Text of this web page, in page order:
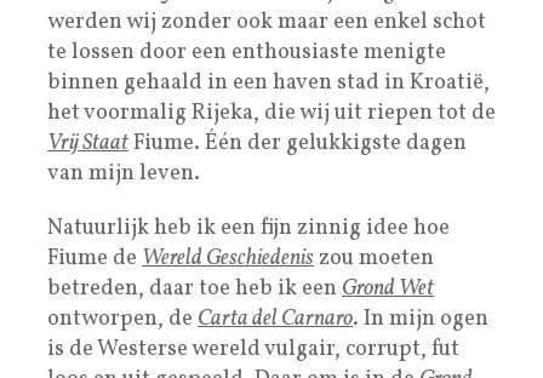
werden wij zonder ook maar een enkel schot
te lossen door een enthousiaste menigte
binnen gehaald in een haven stad in Kroatië,
het voormalig Rijeka, die wij uit riepen tot de
Vrij StaatFiume. Één der gelukkigste dagen
van mijn leven.
Natuurlijk heb ik een fijn zinnig idee hoe
Fiume de Wereld Geschiedeniszou moeten
betreden, daar toe heb ik een Grond Wet
ontworpen, de Carta del Carnaro. In mijn ogen
is de Westerse wereld vulgair, corrupt, fut